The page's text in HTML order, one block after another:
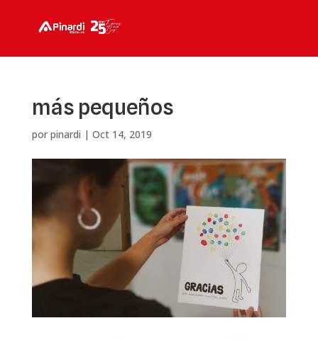
más pequeños
por pinardi | Oct 14, 2019